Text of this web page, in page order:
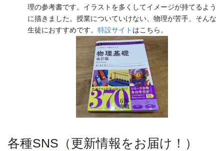
理の参考書です。イラストを多くしてイメージが持てるよう
に描きました。授業についていけない、物理が苦手、そんな
生徒におすすめです。 特設サイト はこちら。
各種SNS（更新情報をお届け！）